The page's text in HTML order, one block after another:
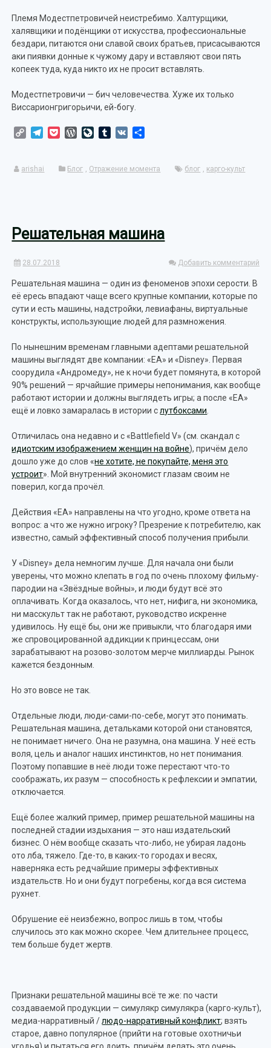
Племя Модестпетровичей неистребимо. Халтурщики,
халявщики и подёнщики от искусства, профессиональные
бездари, питаются они славой своих братьев, присасываются
аки пиявки донные к чужому дару и вставляют свои пять
копеек туда, куда никто их не просит вставлять.
Модестпетровичи — бич человечества. Хуже их только
Виссарионгригорьичи, ей-богу.
Copy TelegramPocketWordPress
LiveJournal
Tumblr
VK
arishai Блог Отражение момента блог карго-культ
Решательная машина
28.07.2018 Добавить комментарий
Решательная машина — один из феноменов эпохи серости. В
её ересь впадают чаще всего крупные компании, которые по
сути и есть машины, надстройки, левиафаны, виртуальные
конструкты, использующие людей для размножения.
По нынешним временам главными адептами решательной
машины выглядят две компании: «EA» и «Disney». Первая
соорудила «Андромеду», не к ночи будет помянута, в которой
90% решений — ярчайшие примеры непонимания, как вообще
работают истории и должны выглядеть игры; а после «ЕА»
ещё и ловко замаралась в истории слутбоксами
Отличилась она недавно и с «Battlefield V» (см. скандал с
идиотским изображением женщин на войне), причём дело
дошло уже до слов «не хотите, не покупайте, меня это
устроит». Мой внутренний экономист глазам своим не
поверил, когда прочёл.
Действия «ЕА» направлены на что угодно, кроме ответа на
вопрос: а что же нужно игроку? Презрение к потребителю, как
известно, самый эффективный способ получения прибыли.
У «Disney» дела немногим лучше. Для начала они были
уверены, что можно клепать в год по очень плохому фильму-
пародии на «Звёздные войны», и люди будут всё это
оплачивать. Когда оказалось, что нет, нифига, ни экономика,
ни масскульт так не работают, руководство искренне
удивилось. Ну ещё бы, они же привыкли, что благодаря ими
же спровоцированной аддикции к принцессам, они
зарабатывают на розово-золотом мерче миллиарды. Рынок
кажется бездонным.
Но это вовсе не так.
Отдельные люди, люди-сами-по-себе, могут это понимать.
Решательная машина, детальками которой они становятся,
не понимает ничего. Она не разумна, она машина. У неё есть
воля, цель и аналог наших инстинктов, но нет понимания.
Поэтому попавшие в неё люди тоже перестают что-то
соображать, их разум — способность к рефлексии и эмпатии,
отключается.
Ещё более жалкий пример, пример решательной машины на
последней стадии издыхания — это наш издательский
бизнес. О нём вообще сказать что-либо, не убирая ладонь
ото лба, тяжело. Где-то, в каких-то городах и весях,
наверняка есть редчайшие примеры эффективных
издательств. Но и они будут погребены, когда вся система
рухнет.
Обрушение её неизбежно, вопрос лишь в том, чтобы
случилось это как можно скорее. Чем длительнее процесс,
тем больше будет жертв.
Признаки решательной машины всё те же: по части
создаваемой продукции — симулякр симулякра (карго-культ),
медиа-нарративный /людо-нарративный конфликт; взять
старое, давно популярное (прийти на готовые охотничьи
угодья) и пытаться его доить, причём делать это очень